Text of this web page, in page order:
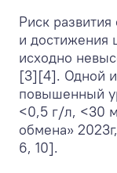
Риск
и достижения
исходно
[3][4]. Одной
повышенный
<0,5 г/л, <30
обмена»
6, 10].